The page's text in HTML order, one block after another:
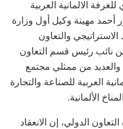
الالمانية العربية
أحمد مهينة وكيل أول وزارة
والتعاون
نائب رئيس قسم التعاون
والعديد من ممثلي مجتمع
العربية للصناعة والتجارة
الألمانية.
الدولي، إن الانعقاد